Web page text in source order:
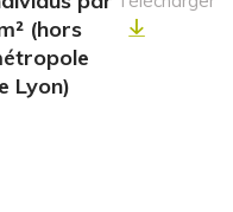
(hors
Lyon)